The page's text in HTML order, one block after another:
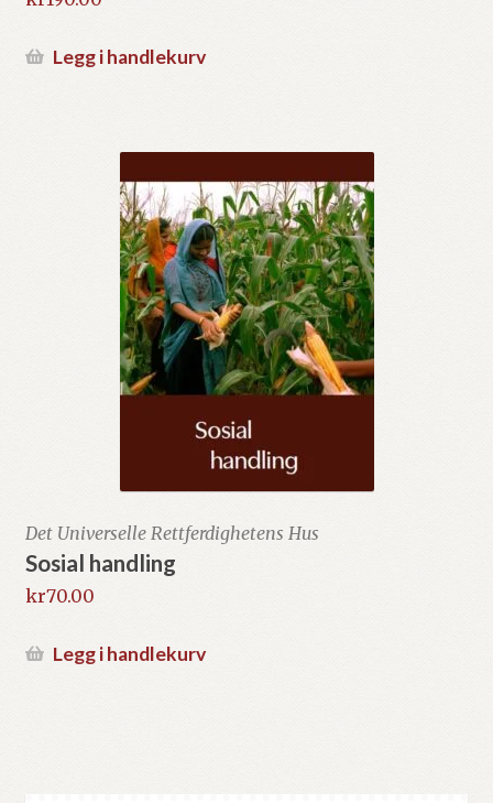
Legg i handlekurv
Det Universelle Rettferdighetens Hus
Sosial handling
kr70.00
Legg i handlekurv